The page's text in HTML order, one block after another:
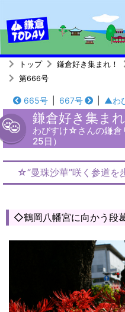
トップ 鎌倉好き集まれ！
第666号
665号 667号 ▲わ
鎌倉好き集まれ
わびすけ☆さんの鎌
25日）
☆”曼珠沙華”咲く参道を
◇鶴岡八幡宮に向かう段